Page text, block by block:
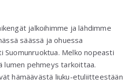
jalkoihimme ja lähdimme
säässä ja ohuessa
Suomunruoktua. Melko nopeasti
lumen pehmeys tarkoittaa.
hämäävästä liuku-etuliitteestään